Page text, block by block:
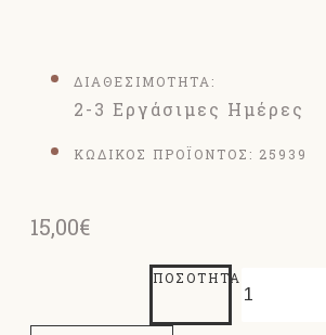
ΔΙΑΘΕΣΙΜΟΤΗΤΑ:
2-3 Εργάσιμες Ημέρες
ΚΩΔΙΚΟΣ ΠΡΟΪΟΝΤΟΣ: 25939
15,00€
ΠΟΣΌΤΗΤΑ